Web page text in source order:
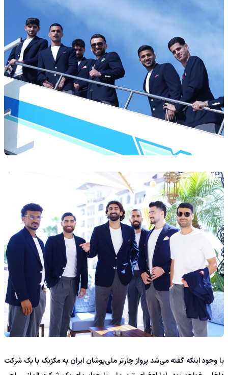
با وجود اینکه گفته می‌شد پرواز چارتر ملی‌پوشان ایران به مکزیک با یک شرکت